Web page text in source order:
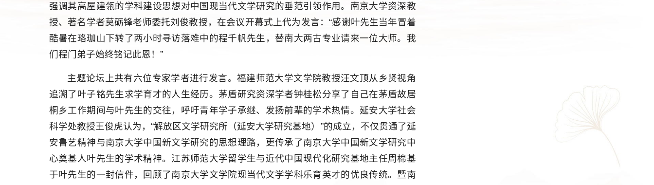
强调其高屋建瓴的学科建设思想对中国现当代文学研究的垂范引领作用。南京大学资深教
授、著名学者莫砺锋老师委托刘俊教授，在会议开幕式上代为发言：“感谢叶先生当年冒着
酷暑在珞珈山下转了两小时寻访落难中的程千帆先生，替南大两古专业请来一位大师。我
们程门弟子始终铭记此恩！”
主题论坛上共有六位专家学者进行发言。福建师范大学文学院教授汪文顶从乡贤视角
追溯了叶子铭先生求学育才的人生经历。茅盾研究资深学者钟桂松分享了自己在茅盾故居
桐乡工作期间与叶先生的交往，呼吁青年学子承继、发扬前辈的学术热情。延安大学社会
科学处教授王俊虎认为，“解放区文学研究所（延安大学研究基地）”的成立，不仅贯通了延
安鲁艺精神与南京大学中国新文学研究的思想理路，更传承了南京大学中国新文学研究中
心奠基人叶先生的学术精神。江苏师范大学留学生与近代中国现代化研究基地主任周棉基
于叶先生的一封信件，回顾了南京大学文学院现当代文学学科乐育英才的优良传统。暨南